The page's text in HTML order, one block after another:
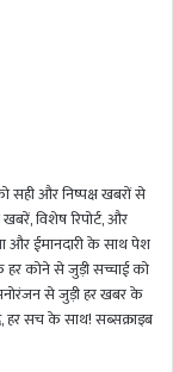
सही और निष्पक्ष खबरों से
विशेष रिपोर्ट, और
और ईमानदारी के साथ पेश
कोने से जुड़ी सच्चाई को
से जुड़ी हर खबर के
हर सच के साथ! सब्सक्राइब